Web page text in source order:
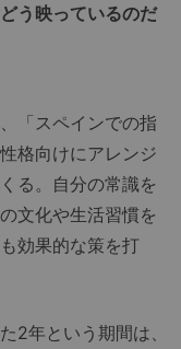
う映っているのだ
「スペインでの指
格向けにアレンジ
る。自分の常識を
文化や生活習慣を
効果的な策を打
2年という期間は、